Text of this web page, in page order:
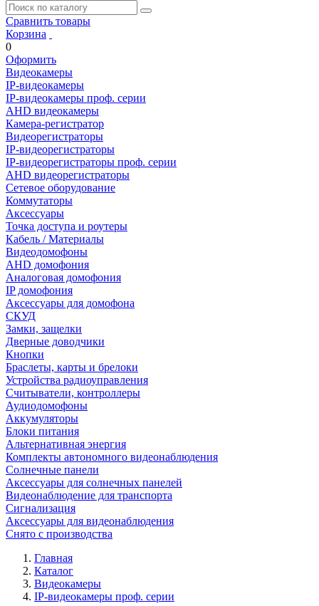
Сравнить товары
Корзина
0
Оформить
Видеокамеры
IP-видеокамеры
IP-видеокамеры проф. серии
AHD видеокамеры
Камера-регистратор
Видеорегистраторы
IP-видеорегистраторы
IP-видеорегистраторы проф. серии
AHD видеорегистраторы
Сетевое оборудование
Коммутаторы
Аксессуары
Точка доступа и роутеры
Кабель / Материалы
Видеодомофоны
AHD домофония
Аналоговая домофония
IP домофония
Аксессуары для домофона
СКУД
Замки, защелки
Дверные доводчики
Кнопки
Браслеты, карты и брелоки
Устройства радиоуправления
Считыватели, контроллеры
Аудиодомофоны
Аккумуляторы
Блоки питания
Альтернативная энергия
Комплекты автономного видеонаблюдения
Солнечные панели
Аксессуары для солнечных панелей
Видеонаблюдение для транспорта
Сигнализация
Аксессуары для видеонаблюдения
Снято с производства
Главная
Каталог
Видеокамеры
IP-видеокамеры проф. серии